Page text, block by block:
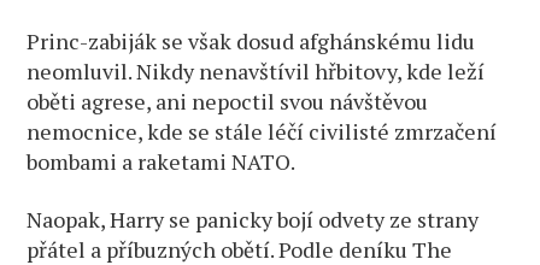
Princ-zabiják se však dosud afghánskému lidu
neomluvil. Nikdy nenavštívil hřbitovy, kde leží
oběti agrese, ani nepoctil svou návštěvou
nemocnice, kde se stále léčí civilisté zmrzačení
bombami a raketami NATO.
Naopak, Harry se panicky bojí odvety ze strany
přátel a příbuzných obětí. Podle deníku The